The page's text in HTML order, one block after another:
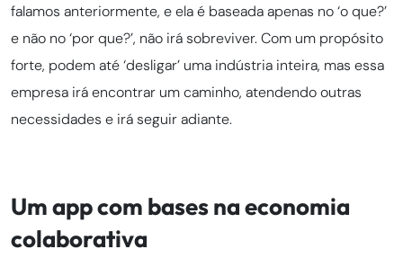
falamos anteriormente, e ela é baseada apenas no ‘o que?’
e não no ‘por que?’, não irá sobreviver. Com um propósito
forte, podem até ‘desligar’ uma indústria inteira, mas essa
empresa irá encontrar um caminho, atendendo outras
necessidades e irá seguir adiante.
Um app com bases na economia
colaborativa